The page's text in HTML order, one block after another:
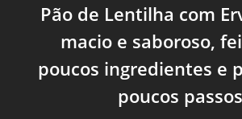
Pão de Lentilha com
macio e saboroso,
poucos ingredientes e
poucos passos